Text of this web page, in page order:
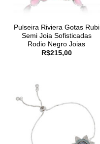
Pulseira Riviera Gotas Rubi
Semi Joia Sofisticadas
Rodio Negro Joias
R$215,00